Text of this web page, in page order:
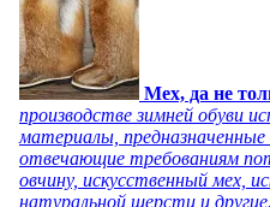
Мех, да не
производстве зимней обуви
материалы, предназначенные
отвечающие требованиям
овчину, искусственный мех,
натуральной шерсти и